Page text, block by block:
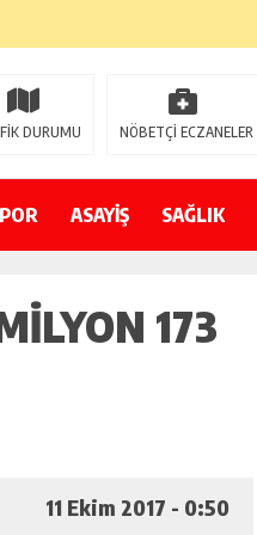
AÇIKLAYIN”
DURUMU NÖBETÇİ ECZANELER
ASAYİŞ SAĞLIK
173
11 Ekim 2017 - 0:50